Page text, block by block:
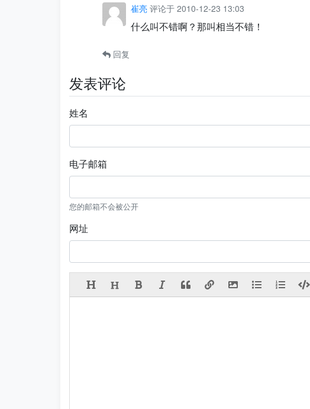
崔亮 评论于 2010-12-23 13:03
什么叫不错啊？那叫相当不错！
回复
发表评论
姓名
电子邮箱
您的邮箱不会被公开
网址